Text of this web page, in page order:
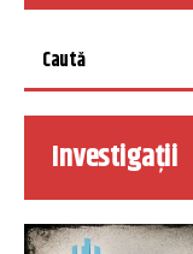
Investigații